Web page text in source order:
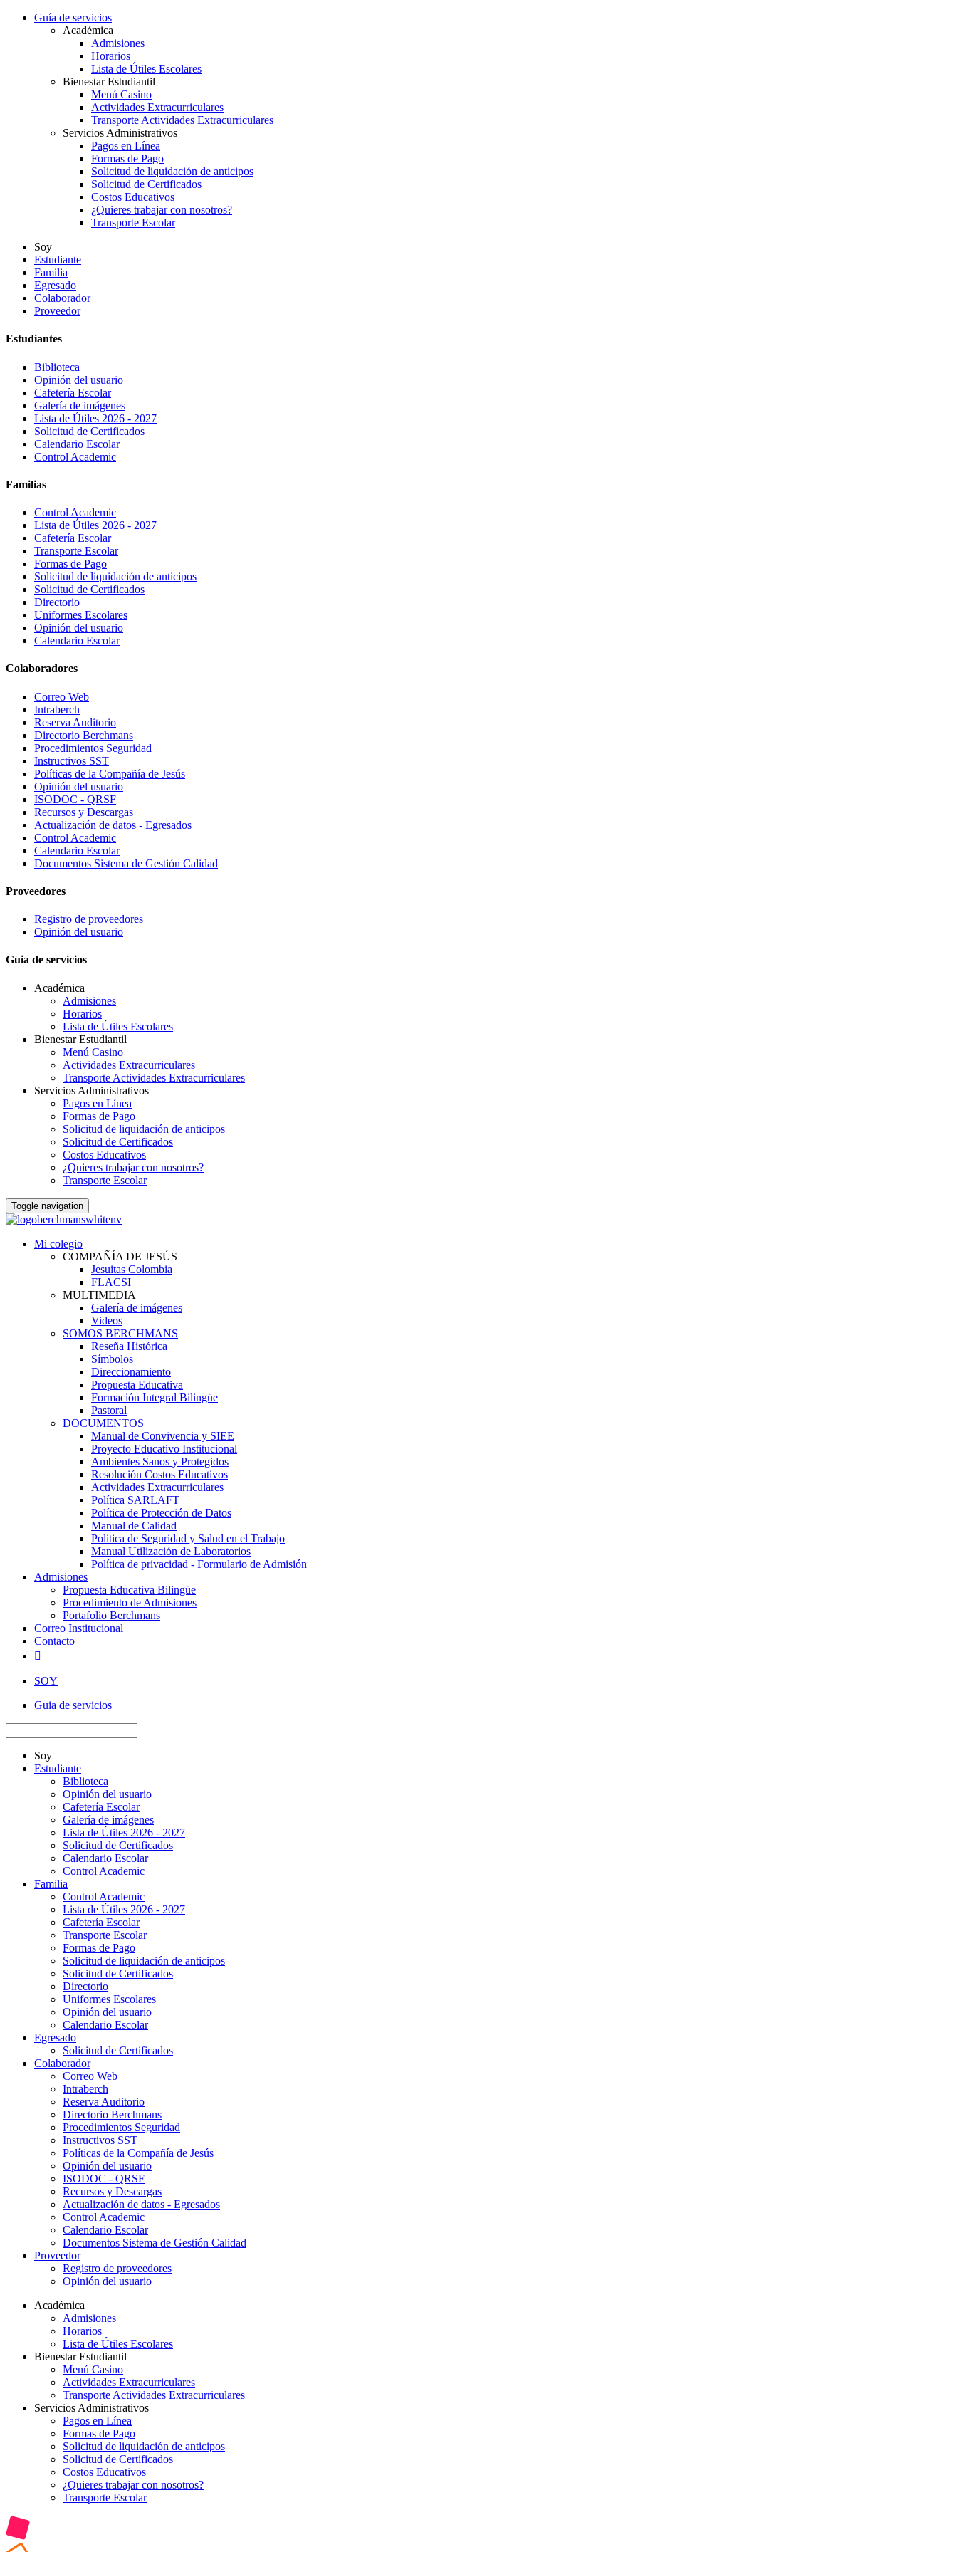
Guía de servicios
Académica
Admisiones
Horarios
Lista de Útiles Escolares
Bienestar Estudiantil
Menú Casino
Actividades Extracurriculares
Transporte Actividades Extracurriculares
Servicios Administrativos
Pagos en Línea
Formas de Pago
Solicitud de liquidación de anticipos
Solicitud de Certificados
Costos Educativos
¿Quieres trabajar con nosotros?
Transporte Escolar
Soy
Estudiante
Familia
Egresado
Colaborador
Proveedor
Estudiantes
Biblioteca
Opinión del usuario
Cafetería Escolar
Galería de imágenes
Lista de Útiles 2026 - 2027
Solicitud de Certificados
Calendario Escolar
Control Academic
Familias
Control Academic
Lista de Útiles 2026 - 2027
Cafetería Escolar
Transporte Escolar
Formas de Pago
Solicitud de liquidación de anticipos
Solicitud de Certificados
Directorio
Uniformes Escolares
Opinión del usuario
Calendario Escolar
Colaboradores
Correo Web
Intraberch
Reserva Auditorio
Directorio Berchmans
Procedimientos Seguridad
Instructivos SST
Políticas de la Compañía de Jesús
Opinión del usuario
ISODOC - QRSF
Recursos y Descargas
Actualización de datos - Egresados
Control Academic
Calendario Escolar
Documentos Sistema de Gestión Calidad
Proveedores
Registro de proveedores
Opinión del usuario
Guia de servicios
Académica
Admisiones
Horarios
Lista de Útiles Escolares
Bienestar Estudiantil
Menú Casino
Actividades Extracurriculares
Transporte Actividades Extracurriculares
Servicios Administrativos
Pagos en Línea
Formas de Pago
Solicitud de liquidación de anticipos
Solicitud de Certificados
Costos Educativos
¿Quieres trabajar con nosotros?
Transporte Escolar
Toggle navigation
Mi colegio
COMPAÑÍA DE JESÚS
Jesuitas Colombia
FLACSI
MULTIMEDIA
Galería de imágenes
Videos
SOMOS BERCHMANS
Reseña Histórica
Símbolos
Direccionamiento
Propuesta Educativa
Formación Integral Bilingüe
Pastoral
DOCUMENTOS
Manual de Convivencia y SIEE
Proyecto Educativo Institucional
Ambientes Sanos y Protegidos
Resolución Costos Educativos
Actividades Extracurriculares
Política SARLAFT
Política de Protección de Datos
Manual de Calidad
Politica de Seguridad y Salud en el Trabajo
Manual Utilización de Laboratorios
Política de privacidad - Formulario de Admisión
Admisiones
Propuesta Educativa Bilingüe
Procedimiento de Admisiones
Portafolio Berchmans
Correo Institucional
Contacto

SOY
Guia de servicios
Soy
Estudiante
Biblioteca
Opinión del usuario
Cafetería Escolar
Galería de imágenes
Lista de Útiles 2026 - 2027
Solicitud de Certificados
Calendario Escolar
Control Academic
Familia
Control Academic
Lista de Útiles 2026 - 2027
Cafetería Escolar
Transporte Escolar
Formas de Pago
Solicitud de liquidación de anticipos
Solicitud de Certificados
Directorio
Uniformes Escolares
Opinión del usuario
Calendario Escolar
Egresado
Solicitud de Certificados
Colaborador
Correo Web
Intraberch
Reserva Auditorio
Directorio Berchmans
Procedimientos Seguridad
Instructivos SST
Políticas de la Compañía de Jesús
Opinión del usuario
ISODOC - QRSF
Recursos y Descargas
Actualización de datos - Egresados
Control Academic
Calendario Escolar
Documentos Sistema de Gestión Calidad
Proveedor
Registro de proveedores
Opinión del usuario
Académica
Admisiones
Horarios
Lista de Útiles Escolares
Bienestar Estudiantil
Menú Casino
Actividades Extracurriculares
Transporte Actividades Extracurriculares
Servicios Administrativos
Pagos en Línea
Formas de Pago
Solicitud de liquidación de anticipos
Solicitud de Certificados
Costos Educativos
¿Quieres trabajar con nosotros?
Transporte Escolar